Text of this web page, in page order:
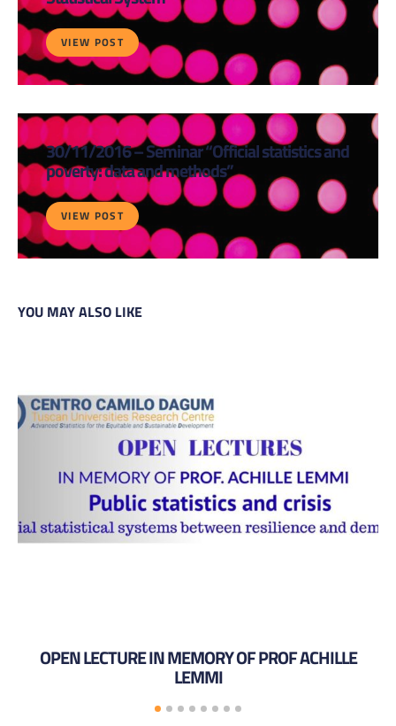
VIEW POST
30/11/2016 – Seminar “Official statistics and
poverty: data and methods”
VIEW POST
YOU MAY ALSO LIKE
OPEN LECTURE IN MEMORY OF PROF ACHILLE
LEMMI